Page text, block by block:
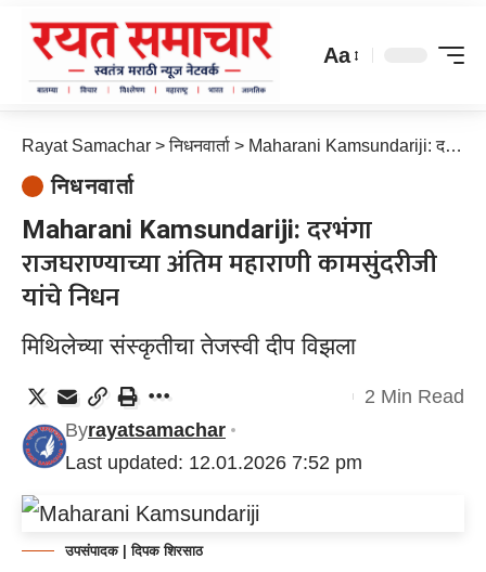
Aa
Rayat Samachar >निधनवार्ता > Maharani Kamsundariji: दरभंगा राजघराण्याच्या अंतिम महाराणी कामसुंदरीजी यांचे निधन
निधनवार्ता
Maharani Kamsundariji: दरभंगा
राजघराण्याच्या अंतिम महाराणी कामसुंदरीजी
यांचे निधन
मिथिलेच्या संस्कृतीचा तेजस्वी दीप विझला
Last updated: 12.01.2026 7:52 pm
Byrayatsamachar
2 Min Read
उपसंपादक | दिपक शिरसाठ